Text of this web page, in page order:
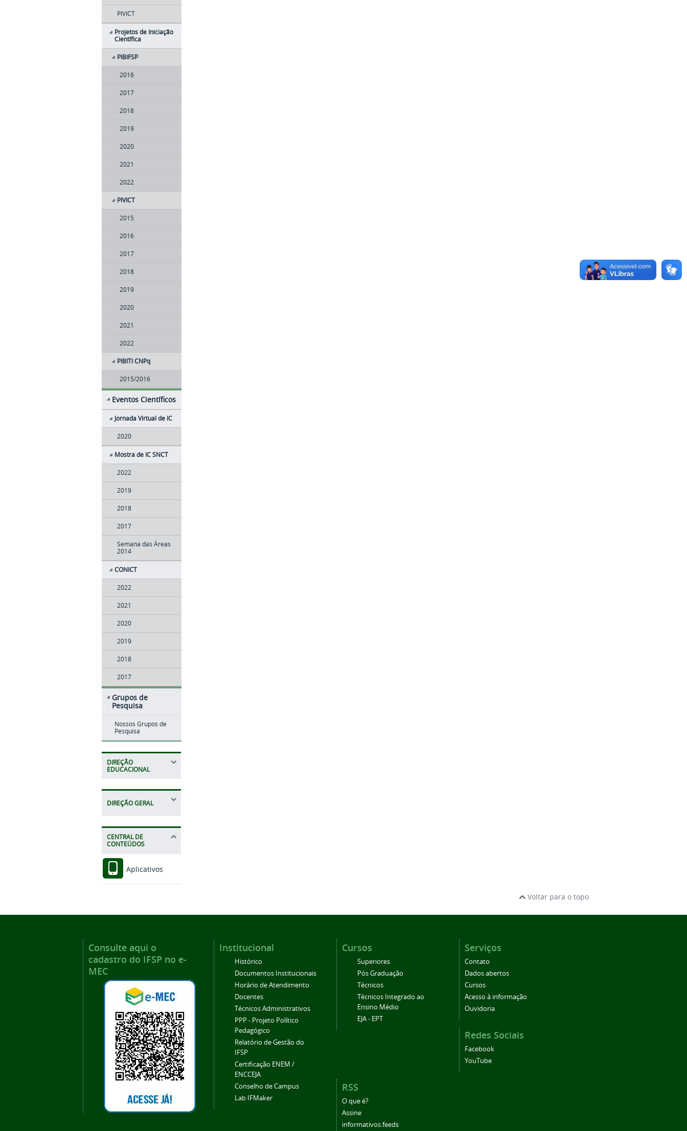
PIVICT
Projetos de Iniciação
Científica
PIBIFSP
2016
2017
2018
2019
2020
2021
2022
PIVICT
2015
2016
2017
2018
2019
2020
2021
2022
PIBITI CNPq
2015/2016
Eventos Científicos
Jornada Virtual de IC
2020
Mostra de IC SNCT
2022
2019
2018
2017
Semana das Áreas
2014
CONICT
2022
2021
2020
2019
2018
2017
Grupos de
Pesquisa
Nossos Grupos de
Pesquisa
DIREÇÃO
EDUCACIONAL
DIREÇÃO GERAL
CENTRAL DE
CONTEÚDOS
Aplicativos
Voltar para o topo
Consulte aqui o
cadastro do IFSP no e-
MEC
Institucional
Histórico
Documentos Institucionais
Horário de Atendimento
Docentes
Técnicos Administrativos
PPP - Projeto Político
Pedagógico
Relatório de Gestão do
IFSP
Certificação ENEM /
ENCCEJA
Conselho de Campus
Lab IFMaker
Cursos
Superiores
Pós Graduação
Técnicos
Técnicos Integrado ao
Ensino Médio
EJA - EPT
Serviços
Contato
Dados abertos
Cursos
Acesso à informação
Ouvidoria
Redes Sociais
Facebook
YouTube
RSS
O que é?
Assine
informativos.feeds